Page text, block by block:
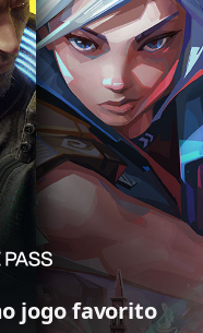
jogo favorito